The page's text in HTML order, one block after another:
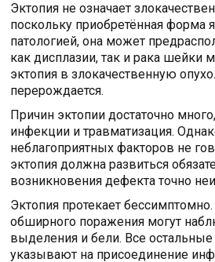
Эктопия не означает
поскольку приобретённая форма
патологией, она может
как дисплазии, так и рака шейки
эктопия в злокачественную
перерождается.
Причин эктопии достаточно
инфекции и травматизация.
неблагоприятных факторов не
эктопия должна развиться
возникновения дефекта точно
Эктопия протекает
обширного поражения могут
выделения и бели. Все
указывают на присоединение